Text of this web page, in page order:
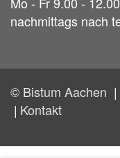
nachmittags nach
© Bistum Aachen
Kontakt